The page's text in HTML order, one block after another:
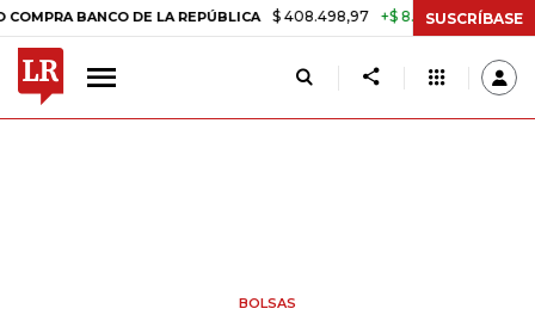
BANCO DE LA REPÚBLICA $ 408.498,97 +$ 8.753,81 +2,19%
SUSCRÍBASE
BOLSAS